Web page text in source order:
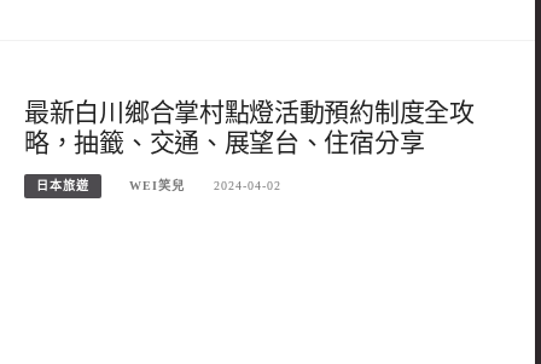
最新白川鄉合掌村點燈活動預約制度全攻
略，抽籤、交通、展望台、住宿分享
日本旅遊 WEI笑兒 2024-04-02